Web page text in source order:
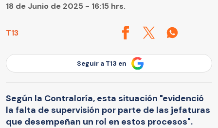
T13
18 de Junio de 2025 - 16:15 hrs.
Seguir a T13 en
Según la Contraloría, esta situación "evidenció
la falta de supervisión por parte de las jefaturas
que desempeñan un rol en estos procesos".